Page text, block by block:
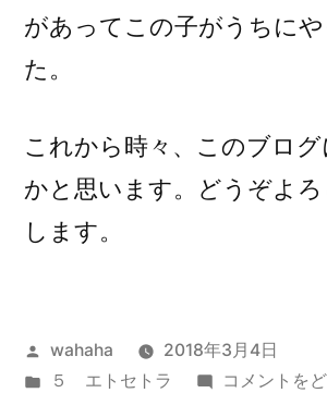
があってこの子がうちに
た。
これから時々、このブログ
かと思います。どうぞよ
します。
投
稿
wahaha
2018年3月4日
カ
５ エトセトラ コメントを